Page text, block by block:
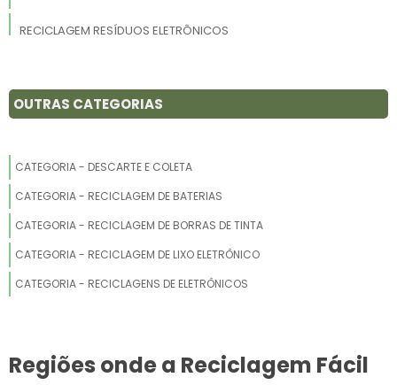
RECICLAGEM RESÍDUOS ELETRÔNICOS
RECICLAGEM DE MATERIAIS DE CARRO
RECICLAGEM DE PLACAS DE ALUMÍNIO
DESTRUIÇÃO DE HD
OUTRAS CATEGORIAS
CATEGORIA - DESCARTE E COLETA
CATEGORIA - RECICLAGEM DE BATERIAS
CATEGORIA - RECICLAGEM DE BORRAS DE TINTA
CATEGORIA - RECICLAGEM DE LIXO ELETRÔNICO
CATEGORIA - RECICLAGENS DE ELETRÔNICOS
Regiões onde a Reciclagem Fácil